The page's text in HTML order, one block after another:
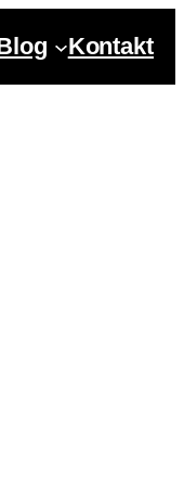
Kontakt